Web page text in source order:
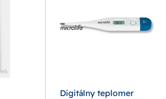
Digitálny teplomer